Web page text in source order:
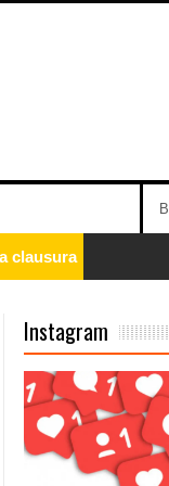
clausura
Café
Instagram